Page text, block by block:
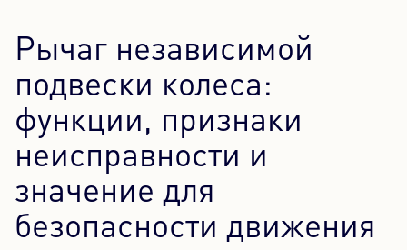
Контентный центр
Пресса
Карьера
Информационный бюллетень
Язык: Русский
Рычаг независимой
подвески колеса:
функции, признаки
неисправности и
значение для
безопасности движения